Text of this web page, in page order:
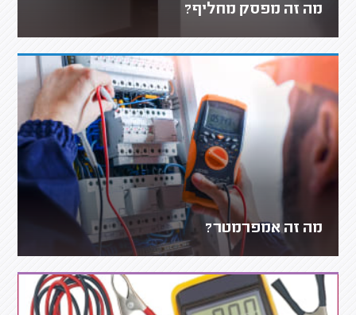
מה זה מפסק מחליף?
מה זה אמפרמטר?